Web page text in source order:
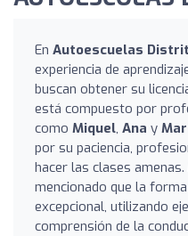
En Autoescuelas
experiencia de
buscan obtener su
está compuesto por
como Miquel, Ana y
por su paciencia,
hacer las clases
mencionado que la
excepcional, utilizando
comprensión de la